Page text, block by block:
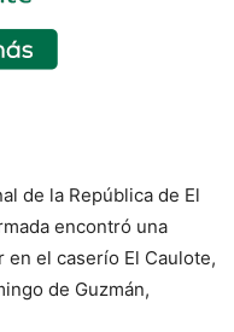
de la República de El
encontró una
en el caserío El Caulote,
de Guzmán,